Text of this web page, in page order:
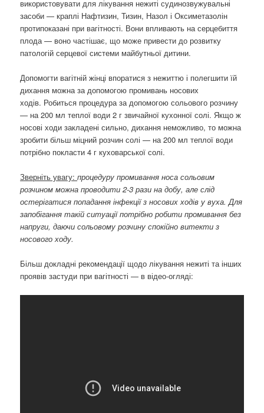
використовувати для лікування нежиті судинозвужувальні
засоби — краплі Нафтизин, Тизин, Назол і Оксиметазолін
протипоказані при вагітності. Вони впливають на серцебиття
плода — воно частішає, що може привести до розвитку
патологій серцевої системи майбутньої дитини.
Допомогти вагітній жінці впоратися з нежиттю і полегшити їй
дихання можна за допомогою промивань носових
ходів. Робиться процедура за допомогою сольового розчину
— на 200 мл теплої води 2 г звичайної кухонної солі. Якщо ж
носові ходи закладені сильно, дихання неможливо, то можна
зробити більш міцний розчин солі — на 200 мл теплої води
потрібно покласти 4 г куховарської солі.
Зверніть увагу:процедуру промивання носа сольовим
розчином можна проводити 2-3 рази на добу, але слід
остерігатися попадання інфекції з носових ходів у вуха. Для
запобігання такій ситуації потрібно робити промивання без
напруги, даючи сольовому розчину спокійно витекти з
носового ходу.
Більш докладні рекомендації щодо лікування нежиті та інших
проявів застуди при вагітності — в відео-огляді: